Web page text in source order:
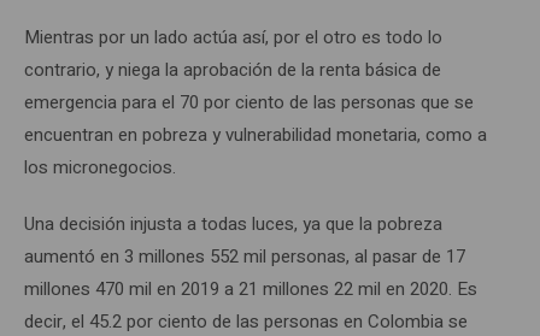
Mientras por un lado actúa así, por el otro es todo lo
contrario, y niega la aprobación de la renta básica de
emergencia para el 70 por ciento de las personas que se
encuentran en pobreza y vulnerabilidad monetaria, como a
los micronegocios.
Una decisión injusta a todas luces, ya que la pobreza
aumentó en 3 millones 552 mil personas, al pasar de 17
millones 470 mil en 2019 a 21 millones 22 mil en 2020. Es
decir, el 45.2 por ciento de las personas en Colombia se